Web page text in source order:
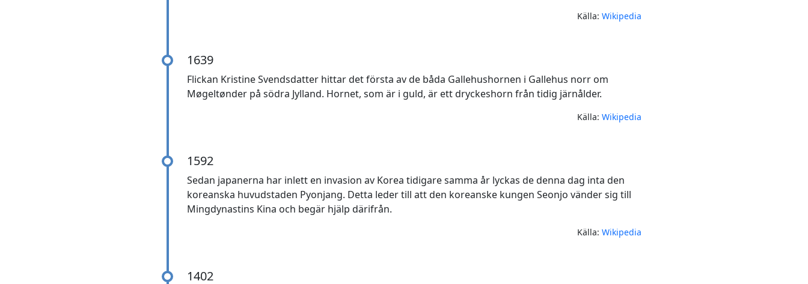
Källa: Wikipedia
1639
Flickan Kristine Svendsdatter hittar det första av de båda Gallehushornen i Gallehus norr om
Møgeltønder på södra Jylland. Hornet, som är i guld, är ett dryckeshorn från tidig järnålder.
Källa: Wikipedia
1592
Sedan japanerna har inlett en invasion av Korea tidigare samma år lyckas de denna dag inta den
koreanska huvudstaden Pyonjang. Detta leder till att den koreanske kungen Seonjo vänder sig till
Mingdynastins Kina och begär hjälp därifrån.
Källa: Wikipedia
1402